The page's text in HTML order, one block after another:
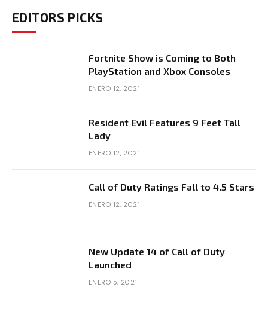
EDITORS PICKS
Fortnite Show is Coming to Both
PlayStation and Xbox Consoles
ENERO 12, 2021
Resident Evil Features 9 Feet Tall
Lady
ENERO 12, 2021
Call of Duty Ratings Fall to 4.5 Stars
ENERO 12, 2021
New Update 14 of Call of Duty
Launched
ENERO 5, 2021